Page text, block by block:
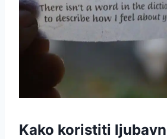
Kako koristiti